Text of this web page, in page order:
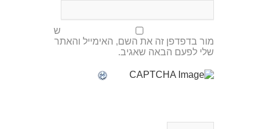
ש
מור בדפדפן זה את השם, האימייל והאתר
שלי לפעם הבאה שאגיב.